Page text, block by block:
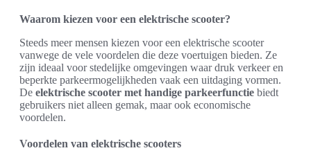
Waarom kiezen voor een elektrische scooter?
Steeds meer mensen kiezen voor een elektrische scooter
vanwege de vele voordelen die deze voertuigen bieden. Ze
zijn ideaal voor stedelijke omgevingen waar druk verkeer en
beperkte parkeermogelijkheden vaak een uitdaging vormen.
De elektrische scooter met handige parkeerfunctie biedt
gebruikers niet alleen gemak, maar ook economische
voordelen.
Voordelen van elektrische scooters